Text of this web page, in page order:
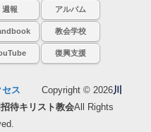
週報 アルバム
教会学校
復興支援
ス Copyright © 2026川
待キリスト教会All Rights